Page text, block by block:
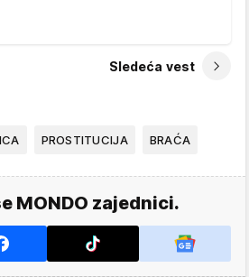
Sledeća vest
PROSTITUCIJA BRAĆA
MONDO zajednici.